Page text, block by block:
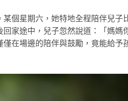
個星期六，她特地全程陪伴兒子
家途中，兒子忽然說道：「媽媽
在場邊的陪伴與鼓勵，竟能給予